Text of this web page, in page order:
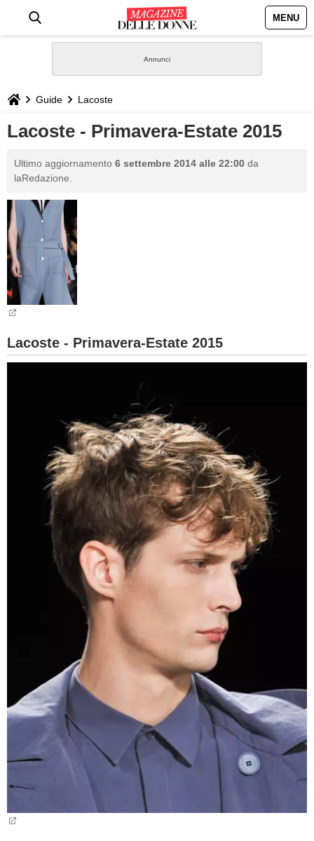
MENU
STILE
BIOGRAFIE
GASTRONOMIA
CAPELLI
SESSO
BAMBINO
Guide Lacoste
Lacoste - Primavera-Estate 2015
Ultimo aggiornamento 6 settembre 2014 alle 22:00 da
laRedazione.
Lacoste - Primavera-Estate 2015